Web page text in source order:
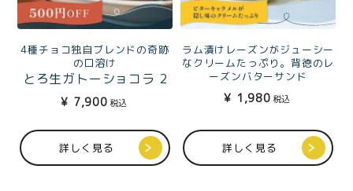
メルマガ会員様限定
toroa夏のアウトレッ
トセール
お誕生日セット
手さげ袋
季節限定
価格別
4種チョコ独自ブレンドの奇跡
の口溶け
とろ生ガトーショコラ 2
本セット
¥ 7,900 税込
詳しく見る
ラム漬けレーズンがジューシー
なクリームたっぷり。背徳のレ
ーズンバターサンド
常温一番人気 トロバタ レ
ーズン味（1箱6個入り）
¥ 1,980 税込
詳しく見る